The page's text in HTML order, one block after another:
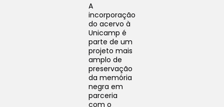
A
incorporação
do acervo à
Unicamp é
parte de um
projeto mais
amplo de
preservação
da memória
negra em
parceria
com o